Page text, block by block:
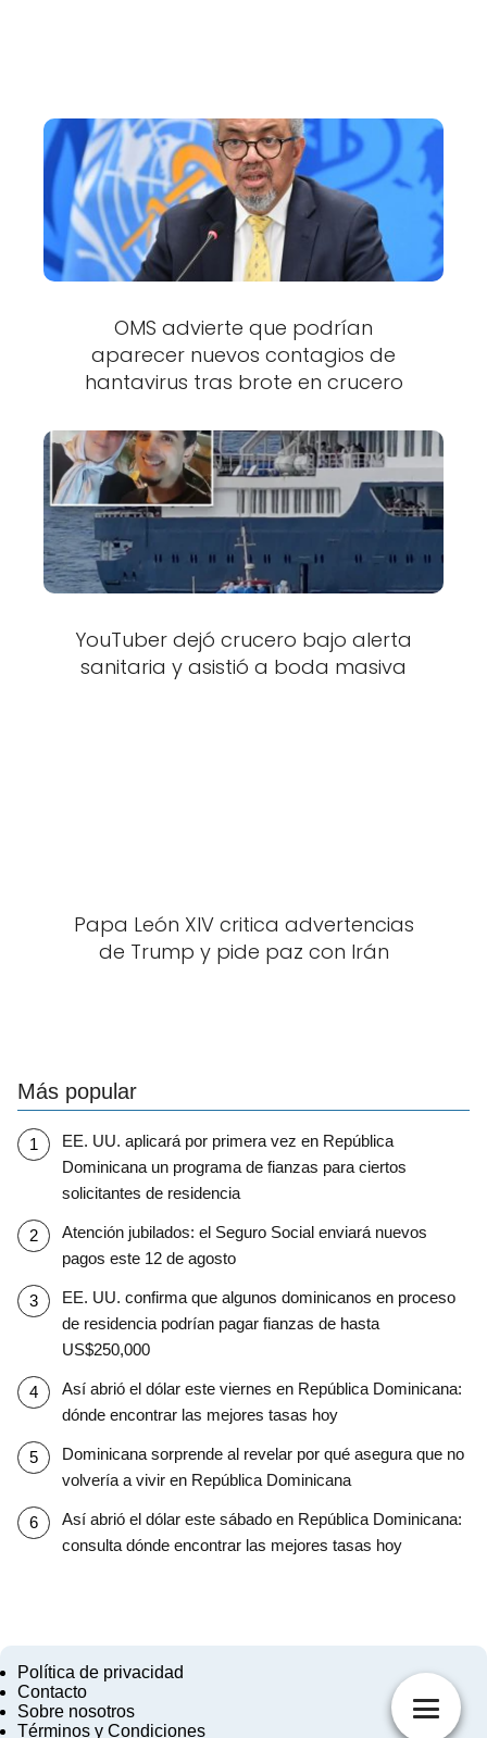
OMS advierte que podrían
aparecer nuevos contagios de
hantavirus tras brote en crucero
YouTuber dejó crucero bajo alerta
sanitaria y asistió a boda masiva
Papa León XIV critica advertencias
de Trump y pide paz con Irán
Más popular
EE. UU. aplicará por primera vez en República
Dominicana un programa de fianzas para ciertos
solicitantes de residencia
Atención jubilados: el Seguro Social enviará nuevos
pagos este 12 de agosto
EE. UU. confirma que algunos dominicanos en proceso
de residencia podrían pagar fianzas de hasta
US$250,000
Así abrió el dólar este viernes en República Dominicana:
dónde encontrar las mejores tasas hoy
Dominicana sorprende al revelar por qué asegura que no
volvería a vivir en República Dominicana
Así abrió el dólar este sábado en República Dominicana:
consulta dónde encontrar las mejores tasas hoy
Política de privacidad
Contacto
Sobre nosotros
Términos y Condiciones